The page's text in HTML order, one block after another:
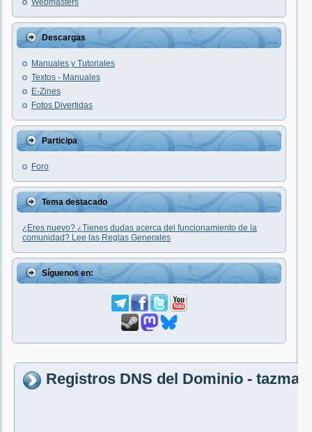
Webmasters
Descargas
Manuales y Tutoriales
Textos - Manuales
E-Zines
Fotos Divertidas
Participa
Foro
Tema destacado
¿Eres nuevo? ¿Tienes dudas acerca del funcionamiento de la
comunidad? Lee las Reglas Generales
Síguenos en:
Registros DNS del Dominio -